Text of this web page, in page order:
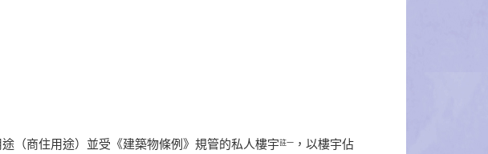
（商住用途）並受《建築物條例》規管的私人樓宇註一 ，以樓宇佔